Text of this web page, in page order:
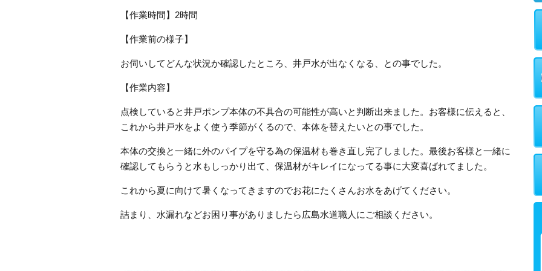
【作業時間】2時間
【作業前の様子】
お伺いしてどんな状況か確認したところ、井戸水が出なくなる、との事でした。
【作業内容】
点検していると井戸ポンプ本体の不具合の可能性が高いと判断出来ました。お客様に伝えると、
これから井戸水をよく使う季節がくるので、本体を替えたいとの事でした。
本体の交換と一緒に外のパイプを守る為の保温材も巻き直し完了しました。最後お客様と一緒に
確認してもらうと水もしっかり出て、保温材がキレイになってる事に大変喜ばれてました。
これから夏に向けて暑くなってきますのでお花にたくさんお水をあげてください。
詰まり、水漏れなどお困り事がありましたら広島水道職人にご相談ください。